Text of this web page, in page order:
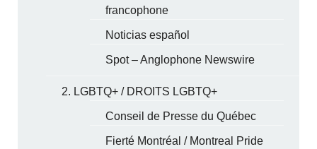
francophone
Noticias español
Spot – Anglophone Newswire
2. LGBTQ+ / DROITS LGBTQ+
Conseil de Presse du Québec
Fierté Montréal / Montreal Pride